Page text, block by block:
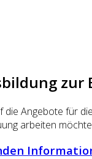
zur
die Angebote für
arbeiten